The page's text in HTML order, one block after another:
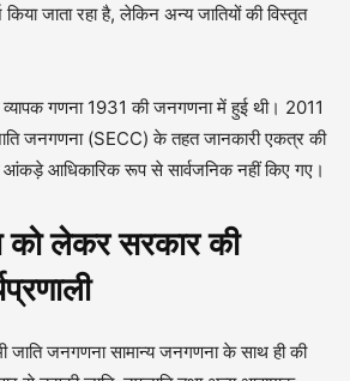
जाता रहा है, लेकिन अन्य जातियों की विस्तृत
व्यापक गणना 1931 की जनगणना में हुई थी। 2011
जनगणना (SECC) के तहत जानकारी एकत्र की
आंकड़े आधिकारिक रूप से सार्वजनिक नहीं किए गए।
को लेकर सरकार की
जाति जनगणना सामान्य जनगणना के साथ ही की